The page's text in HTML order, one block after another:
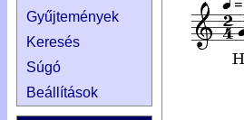
Gyűjtemények
Keresés
Súgó
Beállítások